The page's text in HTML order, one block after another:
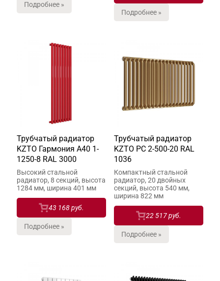
Подробнее »
Подробнее »
Трубчатый радиатор
KZTO Гармония А40 1-
1250-8 RAL 3000
Высокий стальной
радиатор, 8 секций, высота
1284 мм, ширина 401 мм
43 168 руб.
Подробнее »
Трубчатый радиатор
KZTO РС 2-500-20 RAL
1036
Компактный стальной
радиатор, 20 двойных
секций, высота 540 мм,
ширина 822 мм
22 517 руб.
Подробнее »